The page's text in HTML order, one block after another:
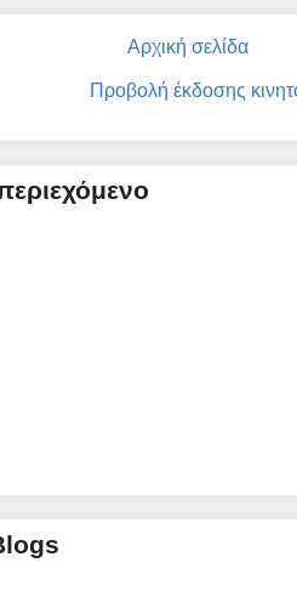
Αρχική σελίδα
Προβολή έκδοσης